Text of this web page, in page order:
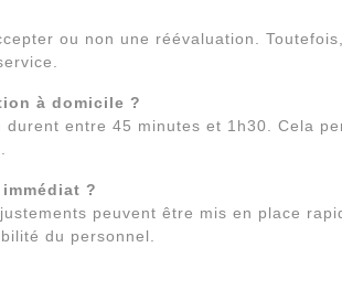
ou non une réévaluation.
à domicile ?
durent entre 45 minutes et 1h30. Cela
?
peuvent être mis en place
du personnel.